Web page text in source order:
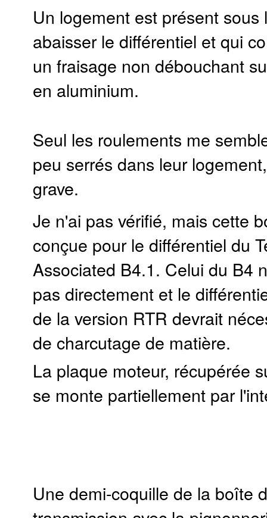
Un logement est présent
abaisser le différentiel et qui
un fraisage non débouchant
en aluminium.
Seul les roulements me
peu serrés dans leur
grave.
Je n'ai pas vérifié, mais cette
conçue pour le différentiel du
Associated B4.1. Celui du B4
pas directement et le
de la version RTR devrait
de charcutage de matière.
La plaque moteur, récupérée
se monte partiellement par
Une demi-coquille de la boîte